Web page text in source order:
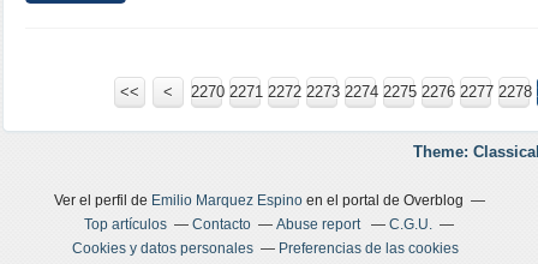
<< < 2200
2210
2220
2230
2240
2250
2260
2270 2271 2272 2273 2274 2275 2276 2277 2278
Theme:
Ver el perfil de Emilio Marquez Espinoen el portal de Overblog
Top artículos
Contacto Abuse report
C.G.U.
Cookies y datos personales
Preferencias de las cookies